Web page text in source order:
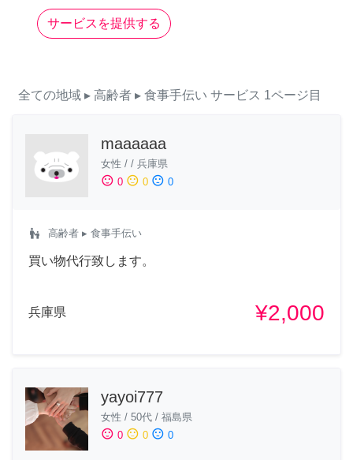
サービスを提供する
全ての地域 ▸ 高齢者 ▸ 食事手伝い サービス 1ページ目
maaaaaa
女性 / / 兵庫県
sentiment_satisfied 0 sentiment_neutral 0 sentiment_dissatisfied 0
escalator_warning 高齢者 ▸ 食事手伝い
買い物代行致します。
兵庫県 ¥2,000
yayoi777
女性 / 50代 / 福島県
sentiment_satisfied 0 sentiment_neutral 0 sentiment_dissatisfied 0